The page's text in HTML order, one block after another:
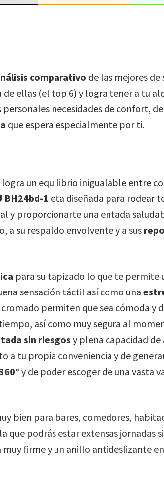
comparativo de las mejores
de ellas (el top 6) y logra tener a tu
personales necesidades de confort,
que espera especialmente por ti.
logra un equilibrio inigualable entre
BH24bd-1 eta diseñada para rodear
y proporcionarte una entada
a su respaldo envolvente y a sus
para su tapizado lo que te permite
sensación táctil así como una
cromado permiten que sea cómoda y
así como muy segura al
sin riesgosy plena capacidad de
a tu propia conveniencia y de
y de poder escoger de una vasta
bien para bares, comedores,
que podrás estar extensas jornadas
muy firme y un anillo antideslizante